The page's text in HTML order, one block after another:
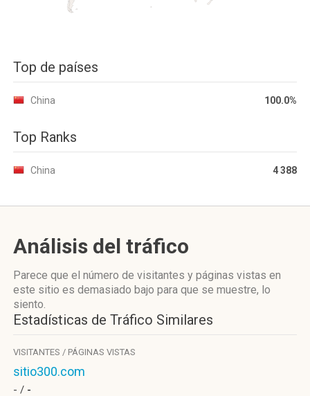
Top de países
China 100.0%
Top Ranks
China 4 388
Análisis del tráfico
Parece que el número de visitantes y páginas vistas en
este sitio es demasiado bajo para que se muestre, lo
siento.
Estadísticas de Tráfico Similares
VISITANTES / PÁGINAS VISTAS
sitio300.com
- / -